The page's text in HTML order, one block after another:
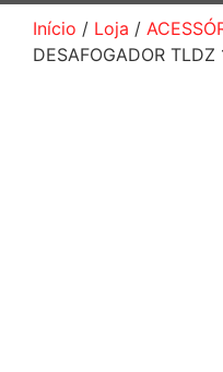
Início / Loja /
DESAFOGADOR TLDZ